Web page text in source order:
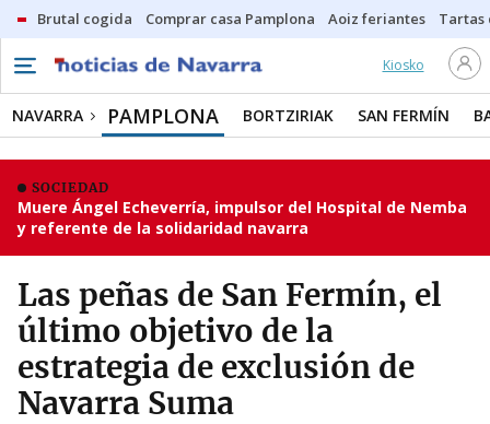
Brutal cogida Comprar casa Pamplona Aoiz feriantes Tartas
Kiosko
NAVARRA PAMPLONA BORTZIRIAK SAN FERMÍN
SOCIEDAD
Muere Ángel Echeverría, impulsor del Hospital de Nemba
y referente de la solidaridad navarra
Las peñas de San Fermín, el
último objetivo de la
estrategia de exclusión de
Navarra Suma